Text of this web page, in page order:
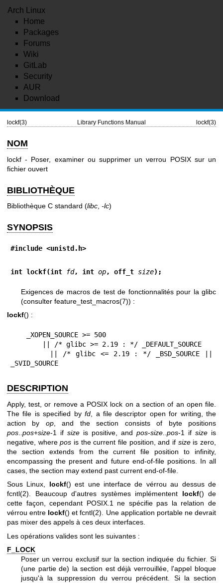
Arch Linux
Home
Packages
Forums
Wiki
GitLab
Security
AUR
Download
lockf(3) Library Functions Manual lockf(3)
NOM
lockf - Poser, examiner ou supprimer un verrou POSIX sur un
fichier ouvert
BIBLIOTHÈQUE
Bibliothèque C standard (libc -lc)
SYNOPSIS
#include <unistd.h>
int lockf(int fd, int op, off_t size);
Exigences de macros de test de fonctionnalités pour la glibc
(consulter feature_test_macros(7)) :
lockf() :
_SVID_SOURCE
DESCRIPTION
Apply, test, or remove a POSIX lock on a section of an open file.
The file is specified byfd , a file descriptor open for writing, the
action by op, and the section consists of byte positions
pos pos+size-1 if size is positive, and pos-size pos-1 if size is
negative, wherepos is the current file position, and if sizeis zero,
the section extends from the current file position to infinity,
encompassing the present and future end-of-file positions. In all
cases, the section may extend past current end-of-file.
Sous Linux, lockf() est une interface de vérrou au dessus de
fcntl(2). Beaucoup d'autres systèmes implémentent lockf() de
cette façon, cependant POSIX.1 ne spécifie pas la relation de
vérrou entre lockf() etfcntl(2). Une application portable ne devrait
pas mixer des appels à ces deux interfaces.
Les opérations valides sont les suivantes :
F_LOCK
Poser un verrou exclusif sur la section indiquée du fichier. Si
(une partie de) la section est déjà verrouillée, l'appel bloque
jusqu'à la suppression du verrou précédent. Si la section